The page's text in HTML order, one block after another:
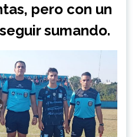
pero con un
sumando.